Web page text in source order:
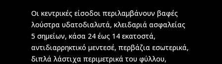
Οι κεντρικές είσοδοι περιλαμβάνουν βαφές
λούστρα υδατοδιαλυτά, κλειδαριά ασφαλείας
5 σημείων, κάσα 24 έως 14 εκατοστά,
αντιδιαρρηκτικό μεντεσέ, περβάζια εσωτερικά,
διπλά λάστιχα περιμετρικά του φύλλου,